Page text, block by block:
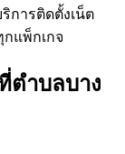
การติดตั้งเน็ต
กแพ็กเกจ
ตำบลบาง